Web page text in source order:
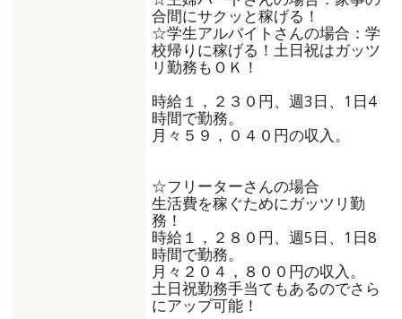
合間にサクッと稼げる！
☆学生アルバイトさんの場合：学
校帰りに稼げる！土日祝はガッツ
リ勤務もＯＫ！
時給１，２３０円、週3日、1日4
時間で勤務。
月々５９，０４０円の収入。
☆フリーターさんの場合
生活費を稼ぐためにガッツリ勤
務！
時給１，２８０円、週5日、1日8
時間で勤務。
月々２０４，８００円の収入。
土日祝勤務手当てもあるのでさら
にアップ可能！